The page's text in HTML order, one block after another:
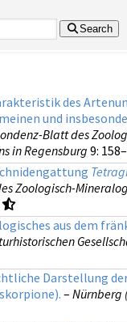
Search
des
und
Blatt des
in Regensburg 9:
Zoologisch-
aus dem
Darstellung
– Nürnberg